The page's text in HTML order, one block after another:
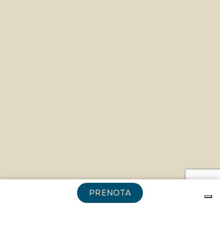
PRENOTA